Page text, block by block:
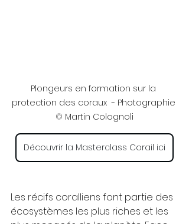
Plongeurs en formation sur la
protection des coraux - Photographie
© Martin Colognoli
Découvrir la Masterclass Corail ici
Les récifs coralliens font partie des
écosystèmes les plus riches et les